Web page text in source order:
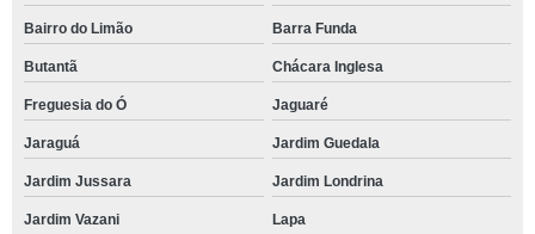
Bairro do Limão Barra Funda
Butantã Chácara Inglesa
Freguesia do Ó Jaguaré
Jaraguá Jardim Guedala
Jardim Jussara Jardim Londrina
Jardim Vazani Lapa